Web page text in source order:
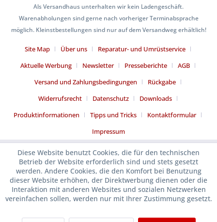
Als Versandhaus unterhalten wir kein Ladengeschäft.
Warenabholungen sind gerne nach vorheriger Terminabsprache
möglich. Kleinstbestellungen sind nur auf dem Versandweg erhältlich!
Site Map Über uns
Reparatur- und Umrüstservice
Aktuelle Werbung
Newsletter Presseberichte
AGB
Versand und Zahlungsbedingungen
Rückgabe
Widerrufsrecht
Datenschutz
Downloads
Produktinformationen
Tipps und Tricks
Kontaktformular
Impressum
Diese Website benutzt Cookies, die für den technischen
Betrieb der Website erforderlich sind und stets gesetzt
werden. Andere Cookies, die den Komfort bei Benutzung
dieser Website erhöhen, der Direktwerbung dienen oder die
Interaktion mit anderen Websites und sozialen Netzwerken
vereinfachen sollen, werden nur mit Ihrer Zustimmung gesetzt.